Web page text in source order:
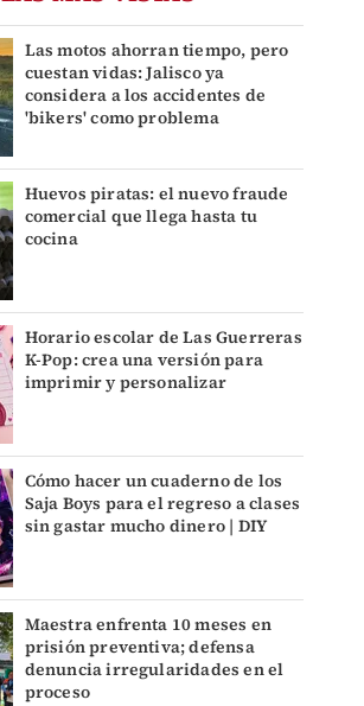
Las motos ahorran tiempo, pero
cuestan vidas: Jalisco ya
considera a los accidentes de
'bikers' como problema
Huevos piratas: el nuevo fraude
comercial que llega hasta tu
cocina
Horario escolar de Las Guerreras
K-Pop: crea una versión para
imprimir y personalizar
Cómo hacer un cuaderno de los
Saja Boys para el regreso a clases
sin gastar mucho dinero | DIY
Maestra enfrenta 10 meses en
prisión preventiva; defensa
denuncia irregularidades en el
proceso